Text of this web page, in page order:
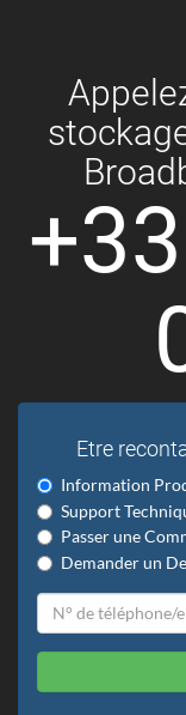
Etre
Information
Support
Passer une
Demander un